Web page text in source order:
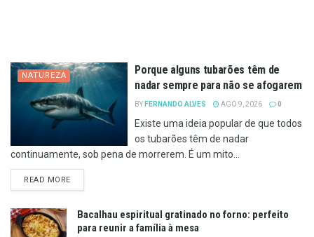
NATUREZA
Porque alguns tubarões têm de
nadar sempre para não se afogarem
BY FERNANDO ALVES AGO 9, 2026 0
Existe uma ideia popular de que todos
os tubarões têm de nadar
continuamente, sob pena de morrerem. É um mito...
READ MOREDETAILS
Bacalhau espiritual gratinado no forno: perfeito
para reunir a família à mesa